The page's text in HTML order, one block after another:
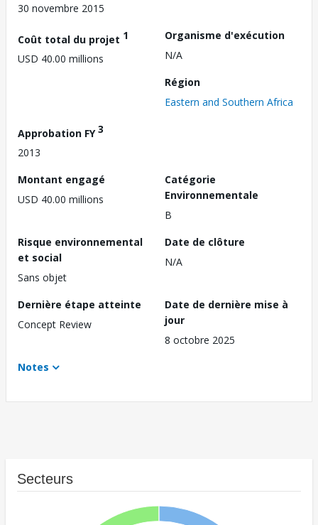
30 novembre 2015
Coût total du projet 1
USD 40.00 millions
Organisme d'exécution
N/A
Région
Eastern and Southern Africa
Approbation FY3
2013
Montant engagé
USD 40.00 millions
Catégorie
Environnementale
B
Risque environnemental
et social
Sans objet
Date de clôture
N/A
Dernière étape atteinte
Concept Review
Date de dernière mise à
jour
8 octobre 2025
Notes
Secteurs